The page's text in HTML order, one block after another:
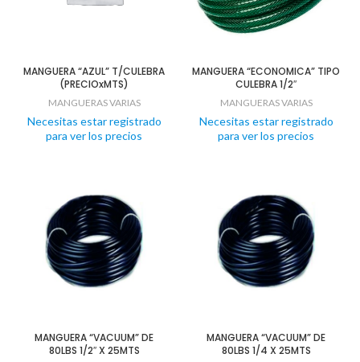
MANGUERA “AZUL” T/CULEBRA
(PRECIOxMTS)
MANGUERAS VARIAS
Necesitas estar registrado
para ver los precios
MANGUERA “ECONOMICA” TIPO
CULEBRA 1/2″
MANGUERAS VARIAS
Necesitas estar registrado
para ver los precios
MANGUERA “VACUUM” DE
80LBS 1/2″ X 25MTS
MANGUERA “VACUUM” DE
80LBS 1/4 X 25MTS